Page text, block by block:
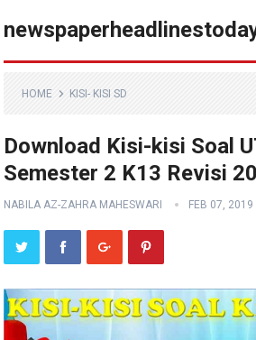
HOME KISI- KISI SD
Download Kisi-kisi Soal
Semester 2 K13 Revisi
NABILA AZ-ZAHRA MAHESWARI FEB 07, 2019